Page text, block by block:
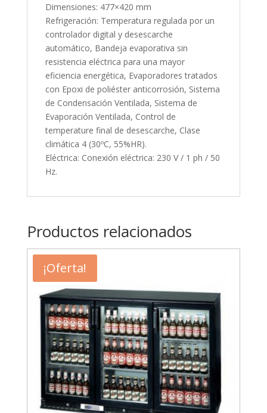
Dimensiones: 477×420 mm
Refrigeración: Temperatura regulada por un
controlador digital y desescarche
automático, Bandeja evaporativa sin
resistencia eléctrica para una mayor
eficiencia energética, Evaporadores tratados
con Epoxi de poliéster anticorrosión, Sistema
de Condensación Ventilada, Sistema de
Evaporación Ventilada, Control de
temperature final de desescarche, Clase
climática 4 (30ºC, 55%HR).
Eléctrica: Conexión eléctrica: 230 V / 1 ph / 50
Hz.
Productos relacionados
¡Oferta!